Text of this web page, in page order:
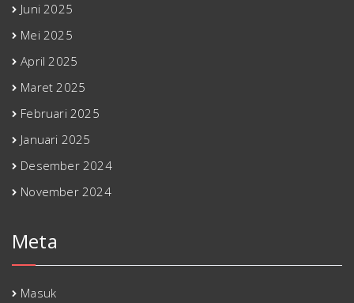
Juni 2025
Mei 2025
April 2025
Maret 2025
Februari 2025
Januari 2025
Desember 2024
November 2024
Meta
Masuk